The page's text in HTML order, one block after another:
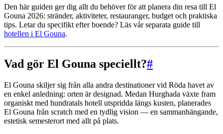
Den här guiden ger dig allt du behöver för att planera din resa till El
Gouna 2026: stränder, aktiviteter, restauranger, budget och praktiska
tips. Letar du specifikt efter boende? Läs vår separata guide till
hotellen i El Gouna.
Vad gör El Gouna speciellt?#
El Gouna skiljer sig från alla andra destinationer vid Röda havet av
en enkel anledning: orten är designad. Medan Hurghada växte fram
organiskt med hundratals hotell utspridda längs kusten, planerades
El Gouna från scratch med en tydlig vision — en sammanhängande,
estetisk semesterort med allt på plats.